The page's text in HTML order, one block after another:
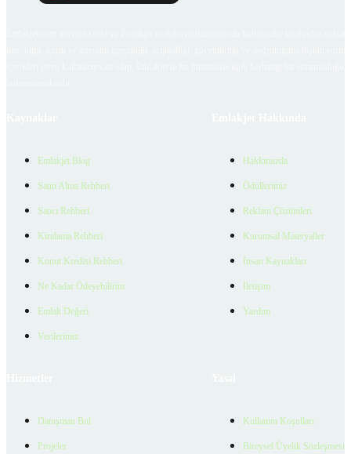
Emlakjet Blog
Satın Alma Rehberi
Satıcı Rehberi
Kiralama Rehberi
Konut Kredisi Rehberi
Ne Kadar Ödeyebilirim
Emlak Değeri
Verilerimiz
Hakkımızda
Ödüllerimiz
Reklam Çözümleri
Kurumsal Materyaller
İnsan Kaynakları
İletişim
Yardım
Danışman Bul
Projeler
Kullanım Koşulları
Bireysel Üyelik Sözleşmesi